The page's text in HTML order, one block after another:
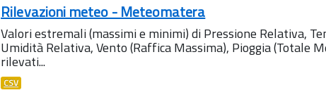
Rilevazioni meteo - Meteomatera
Valori estremali (massimi e minimi) di Pressione Relativa,
Umidità Relativa, Vento (Raffica Massima), Pioggia (Totale
rilevati...
CSV